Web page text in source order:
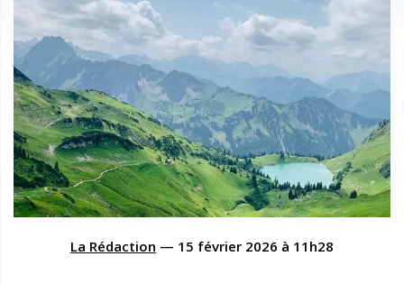
La Rédaction — 15 février 2026 à 11h28